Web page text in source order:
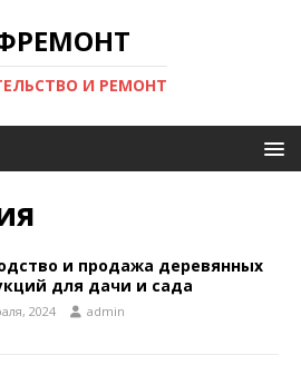
И РЕМОНТ
и продажа деревянных
для дачи и сада
2024 admin